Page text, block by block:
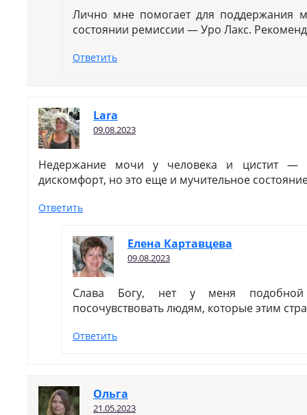
Лично мне помогает для поддержания
состоянии ремиссии — Уро Лакс.
Ответить
Lara
09.08.2023
Недержание мочи у человека и цистит —
дискомфорт, но это еще и мучительное
Ответить
Елена Картавцева
09.08.2023
Слава Богу, нет у меня
посочувствовать людям, которые этим
Ответить
Ольга
21.05.2023